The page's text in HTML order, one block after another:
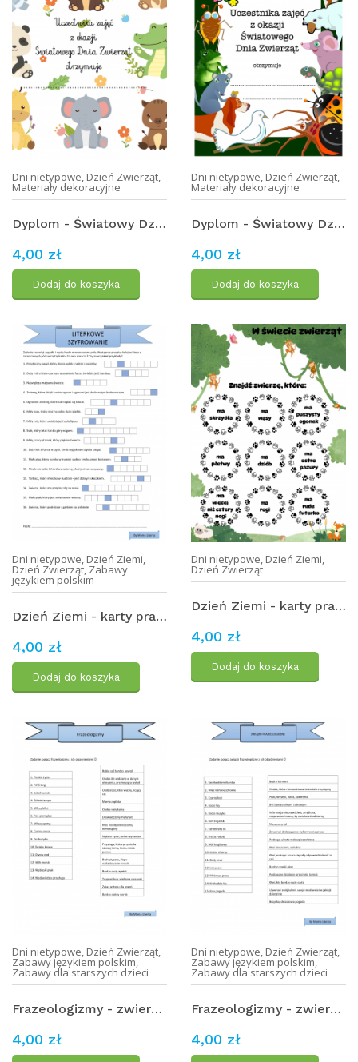
Dni nietypowe, Dzień Zwierząt,
Materiały dekoracyjne
Dyplom - Światowy Dzień Zwierząt (3)
4,00 zł
Dodaj do koszyka
Dni nietypowe, Dzień Zwierząt,
Materiały dekoracyjne
Dyplom - Światowy Dzień Zwierząt (4)
4,00 zł
Dodaj do koszyka
Dni nietypowe, Dzień Ziemi,
Dzień Zwierząt, Zabawy
językiem polskim
Dzień Ziemi - karty pracy: literkowe szyfrowanie (2)
4,00 zł
Dodaj do koszyka
Dni nietypowe, Dzień Ziemi,
Dzień Zwierząt
Dzień Ziemi - karty pracy: w świecie zwierząt
4,00 zł
Dodaj do koszyka
Dni nietypowe, Dzień Zwierząt,
Zabawy językiem polskim,
Zabawy dla starszych dzieci
Frazeologizmy - zwierzęta (1)
4,00 zł
Dni nietypowe, Dzień Zwierząt,
Zabawy językiem polskim,
Zabawy dla starszych dzieci
Frazeologizmy - zwierzęta (2)
4,00 zł